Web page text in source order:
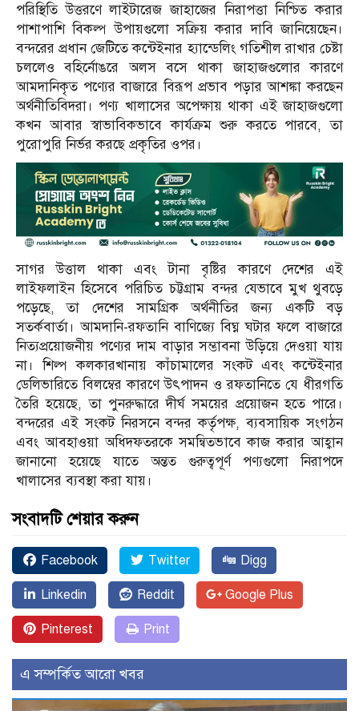
পরিস্থিতি উত্তরণে লাইটারেজ জাহাজের নিরাপত্তা নিশ্চিত করার
পাশাপাশি বিকল্প উপায়গুলো সক্রিয় করার দাবি জানিয়েছেন।
বন্দরের প্রধান জেটিতে কন্টেইনার হ্যান্ডেলিং গতিশীল রাখার চেষ্টা
চললেও বহির্নোঙরে অলস বসে থাকা জাহাজগুলোর কারণে
আমদানিকৃত পণ্যের বাজারে বিরূপ প্রভাব পড়ার আশঙ্কা করছেন
অর্থনীতিবিদরা। পণ্য খালাসের অপেক্ষায় থাকা এই জাহাজগুলো
কখন আবার স্বাভাবিকভাবে কার্যক্রম শুরু করতে পারবে, তা
পুরোপুরি নির্ভর করছে প্রকৃতির ওপর।
সাগর উত্তাল থাকা এবং টানা বৃষ্টির কারণে দেশের এই
লাইফলাইন হিসেবে পরিচিত চট্টগ্রাম বন্দর যেভাবে মুখ থুবড়ে
পড়েছে, তা দেশের সামগ্রিক অর্থনীতির জন্য একটি বড়
সতর্কবার্তা। আমদানি-রফতানি বাণিজ্যে বিঘ্ন ঘটার ফলে বাজারে
নিত্যপ্রয়োজনীয় পণ্যের দাম বাড়ার সম্ভাবনা উড়িয়ে দেওয়া যায়
না। শিল্প কলকারখানায় কাঁচামালের সংকট এবং কন্টেইনার
ডেলিভারিতে বিলম্বের কারণে উৎপাদন ও রফতানিতে যে ধীরগতি
তৈরি হয়েছে, তা পুনরুদ্ধারে দীর্ঘ সময়ের প্রয়োজন হতে পারে।
বন্দরের এই সংকট নিরসনে বন্দর কর্তৃপক্ষ, ব্যবসায়িক সংগঠন
এবং আবহাওয়া অধিদফতরকে সমন্বিতভাবে কাজ করার আহ্বান
জানানো হয়েছে যাতে অন্তত গুরুত্বপূর্ণ পণ্যগুলো নিরাপদে
খালাসের ব্যবস্থা করা যায়।
সংবাদটি শেয়ার করুন
Facebook Twitter Digg
Linkedin Reddit Google Plus
Pinterest Print
এ সম্পর্কিত আরো খবর